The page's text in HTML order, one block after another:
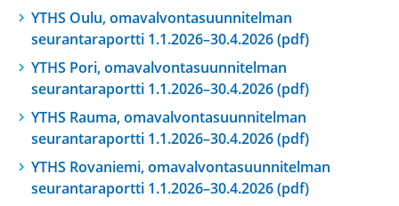
YTHS Oulu, omavalvontasuunnitelman
seurantaraportti 1.1.2026–30.4.2026 (pdf)
YTHS Pori, omavalvontasuunnitelman
seurantaraportti 1.1.2026–30.4.2026 (pdf)
YTHS Rauma, omavalvontasuunnitelman
seurantaraportti 1.1.2026–30.4.2026 (pdf)
YTHS Rovaniemi, omavalvontasuunnitelman
seurantaraportti 1.1.2026–30.4.2026 (pdf)